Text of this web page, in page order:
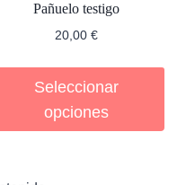
Pañuelo testigo
20,00 €
Seleccionar
opciones